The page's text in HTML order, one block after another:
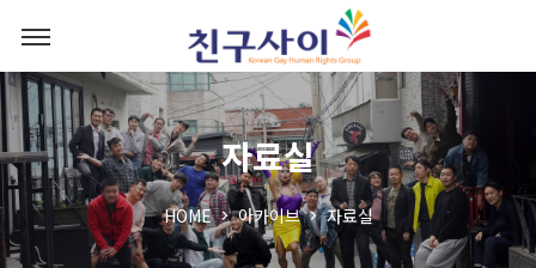
자료실
HOME 아카이브 자료실